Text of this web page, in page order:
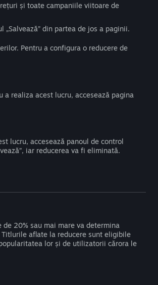
și toate campaniile viitoare de
din partea de jos a paginii.
Pentru a configura o reducere de
realiza acest lucru, accesează pagina
lucru, accesează panoul de control
iar reducerea va fi eliminată.
20% sau mai mare va determina
aflate la reducere sunt eligibile
lor și de utilizatorii cărora le